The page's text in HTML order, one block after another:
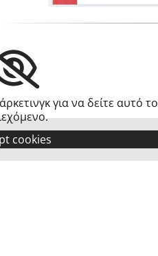
για να δείτε αυτό το
cookies